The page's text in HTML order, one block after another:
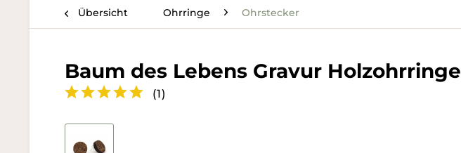
Übersicht Ohrringe Ohrstecker
Baum des Lebens Gravur Holzohrringe
(1)